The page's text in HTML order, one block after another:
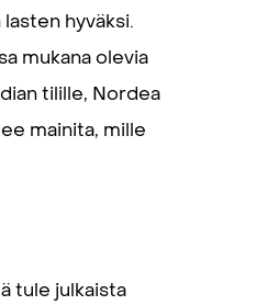
hyväksi.
mukana olevia
tilille, Nordea
mainita, mille
tule julkaista